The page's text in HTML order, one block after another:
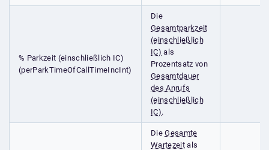
% Parkzeit (einschließlich IC)
(perParkTimeOfCallTimeIncInt)
Die
Gesamtparkzeit
(einschließlich
IC) als
Prozentsatz von
Gesamtdauer
des Anrufs
(einschließlich
IC).
DieGesamte
Wartezeitals